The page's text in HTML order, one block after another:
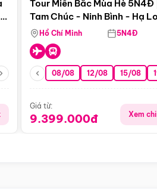
16/09 23/09 30/09 07/10
Tour Miền Bắc Mùa Hè 5N4Đ |
Tam Chúc - Ninh Bình - Hạ
Hồ Chí Minh 5N4Đ
08/08 12/08 15/08
Giá từ:
9.399.000đ Xem